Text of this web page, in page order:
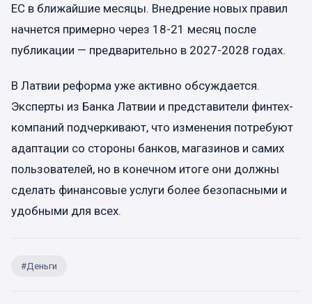
ЕС в ближайшие месяцы. Внедрение новых правил
начнется примерно через 18-21 месяц после
публикации — предварительно в 2027-2028 годах.
В Латвии реформа уже активно обсуждается.
Эксперты из Банка Латвии и представители финтех-
компаний подчеркивают, что изменения потребуют
адаптации со стороны банков, магазинов и самих
пользователей, но в конечном итоге они должны
сделать финансовые услуги более безопасными и
удобными для всех.
#Деньги